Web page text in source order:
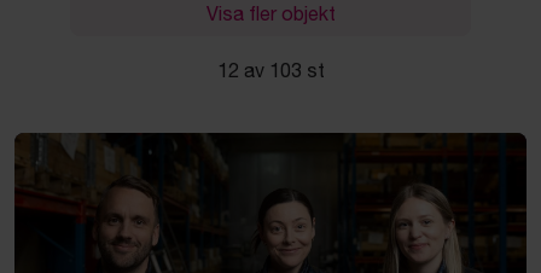
Visa fler objekt
12 av 103 st